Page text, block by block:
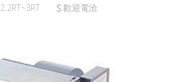
2.2RT~3RT ＄歡迎電洽